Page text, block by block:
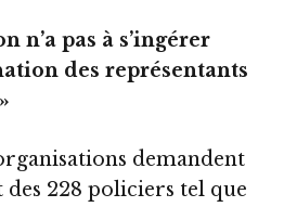
n’a pas à s’ingérer
des représentants
demandent
228 policiers tel que